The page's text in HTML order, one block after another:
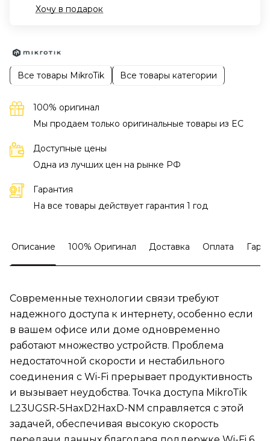
Хочу в подарок
Все товары MikroTik Все товары категории
100% оригинал
Мы продаем только оригинальные товары из EC
Доступные цены
Одна из лучших цен на рынке РФ
Гарантия
На все товары действует гарантия 1 год
Описание 100% Оригинал Доставка Оплата
Современные технологии связи требуют
надежного доступа к интернету, особенно если
в вашем офисе или доме одновременно
работают множество устройств. Проблема
недостаточной скорости и нестабильного
соединения с Wi-Fi прерывает продуктивность
и вызывает неудобства. Точка доступа MikroTik
L23UGSR-5HaxD2HaxD-NM справляется с этой
задачей, обеспечивая высокую скорость